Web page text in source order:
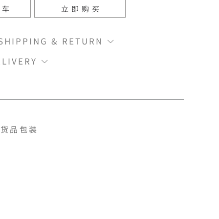
立即购买
& RETURN
货品包装